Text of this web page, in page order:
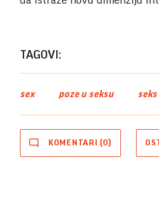
TAGOVI:
sex poze u seksu
KOMENTARI (0)